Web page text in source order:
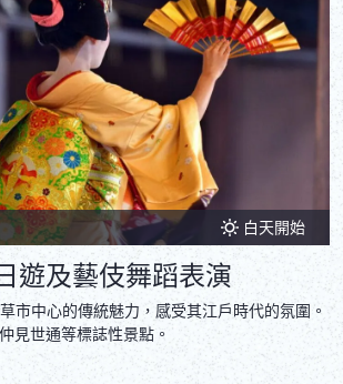
白天開始
遊及藝伎舞蹈表演
市中心的傳統魅力，感受其江戶時代的氛圍。
見世通等標誌性景點。